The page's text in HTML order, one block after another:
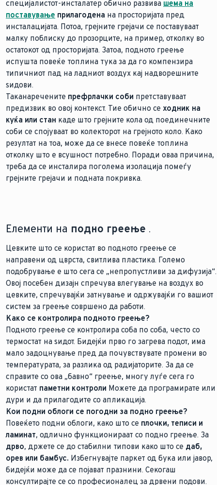
специјалистот-инсталатер обично развива шема на
поставување прилагодена на просторијата пред
инсталацијата. Потоа, грејните грејачи се поставуваат
малку поблиску до прозорците, на пример, отколку во
остатокот од просторијата. Затоа, подното греење
испушта повеќе топлина тука за да го компензира
типичниот пад на ладниот воздух кај надворешните
ѕидови.
Таканаречените префрлачки соби претставуваат
предизвик во овој контекст. Тие обично се ходник на
куќа или стан каде што грејните кола од поединечните
соби се спојуваат во колекторот на грејното коло. Како
резултат на тоа, може да се внесе повеќе топлина
отколку што е всушност потребно. Поради оваа причина,
треба да се инсталира поголема изолација помеѓу
грејните грејачи и подната покривка.
Елементи на подно греење .
Цевките што се користат во подното греење се
направени од цврста, свитлива пластика. Големо
подобрување е што сега се „непропустливи за дифузија“.
Овој посебен дизајн спречува влегување на воздух во
цевките, спречувајќи затнување и одржувајќи го вашиот
систем за греење совршено да работи.
Како се контролира подното греење?
Подното греење се контролира соба по соба, често со
термостат на ѕидот. Бидејќи прво го загрева подот, има
мало задоцнување пред да почувствувате промени во
температурата, за разлика од радијаторите. За да се
справите со ова „бавно“ греење, многу луѓе сега го
користат паметни контроли Можете да програмирате или
дури и да прилагодите со апликација.
Кои подни облоги се погодни за подно греење?
Повеќето подни облоги, како што се плочки, теписи и
ламинат, одлично функционираат со подно греење. За
дрво, држете се до стабилни типови како што се даб,
орев или бамбус. Избегнувајте паркет од бука или јавор,
бидејќи може да се појават празнини. Секогаш
консултирајте се со професионалец за дрвени подови.